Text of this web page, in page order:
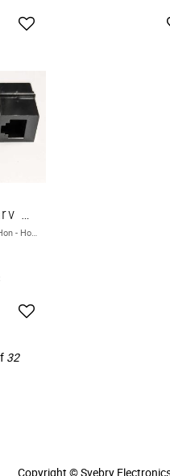
Add to favorites
Modularskarv 6 pol Hon - Hon RJ12 , Delock
Add to favorites
32
Copyright © Svebry